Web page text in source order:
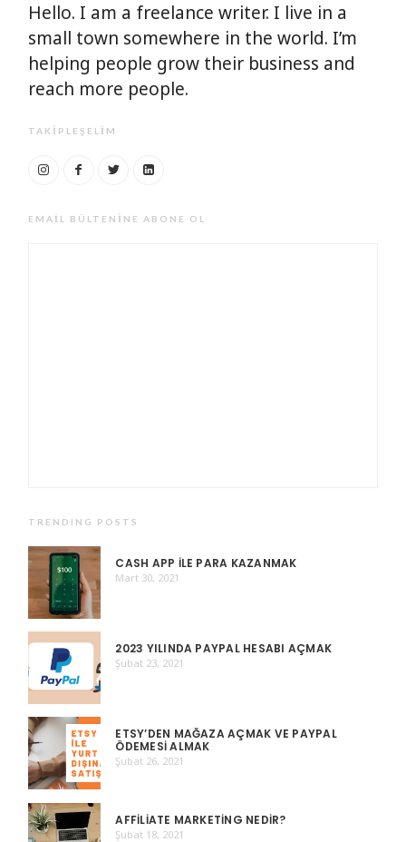
Hello. I am a freelance writer. I live in a
small town somewhere in the world. I’m
helping people grow their business and
reach more people.
TAKIPLEŞELIM
EMAIL BÜLTENINE ABONE OL
TRENDING POSTS
CASH APP ILE PARA KAZANMAK
Mart 30, 2021
2023 YILINDA PAYPAL HESABI AÇMAK
Şubat 23, 2021
ETSY’DEN MAĞAZA AÇMAK VE PAYPAL
ÖDEMESI ALMAK
Şubat 26, 2021
AFFILIATE MARKETING NEDIR?
Şubat 18, 2021